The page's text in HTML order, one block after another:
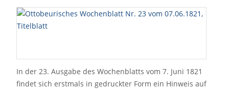
In der 23. Ausgabe des Wochenblatts vom 7. Juni 1821
findet sich erstmals in gedruckter Form ein Hinweis auf